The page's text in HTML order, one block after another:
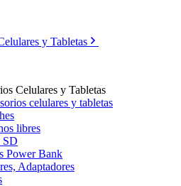
y Tabletas
Celulares y Tabletas
celulares y tabletas
libres
SD
Power Bank
Adaptadores